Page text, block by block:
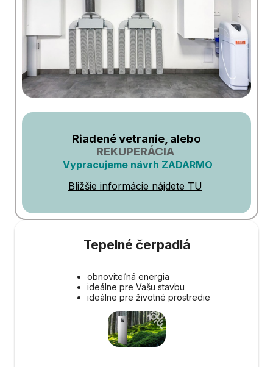
Riadené vetranie, alebo
REKUPERÁCIA
Vypracujeme návrh ZADARMO
Bližšie informácie nájdete TU
Tepelné čerpadlá
obnoviteľná energia
ideálne pre Vašu stavbu
ideálne pre životné prostredie